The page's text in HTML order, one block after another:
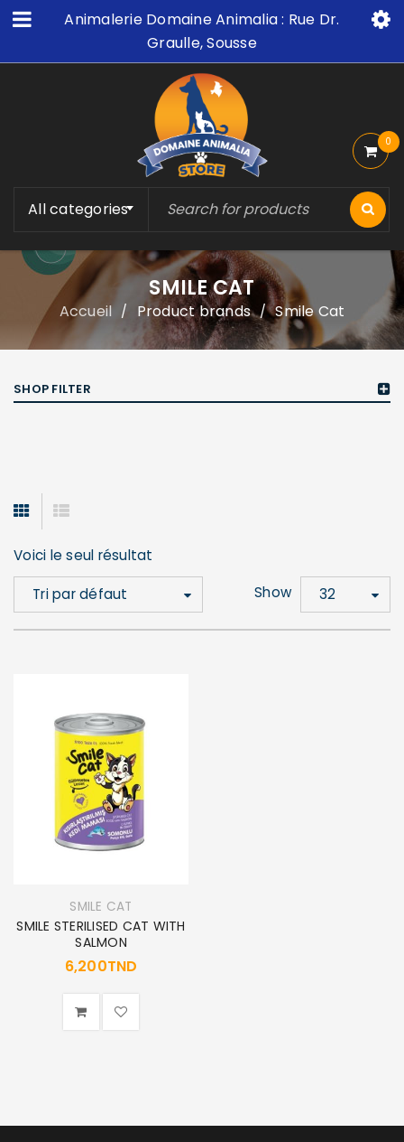
Animalerie Domaine Animalia : Rue Dr.
Graulle, Sousse
All categories
0
SMILE CAT
Accueil / Product brands / Smile Cat
SHOP FILTER
Voici le seul résultat
Tri par défaut Show 32
SMILE CAT
SMILE STERILISED CAT WITH
SALMON
6,200TND